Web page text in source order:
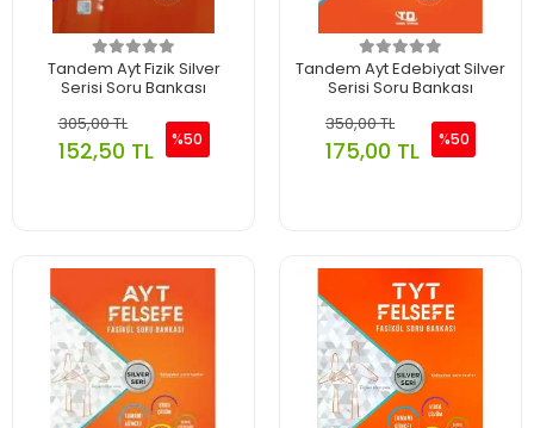
Tandem Ayt Fizik Silver
Serisi Soru Bankası
305,00 TL
152,50 TL %50
Tandem Ayt Edebiyat Silver
Serisi Soru Bankası
350,00 TL
175,00 TL %50